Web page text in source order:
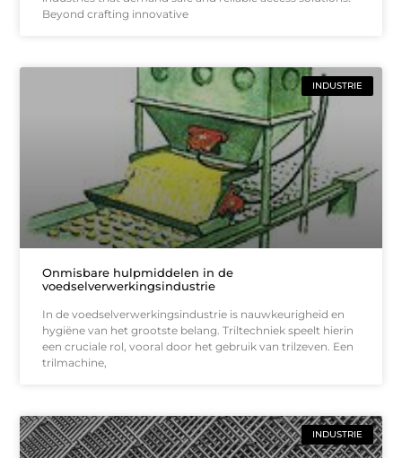
Beyond crafting innovative
INDUSTRIE
Onmisbare hulpmiddelen in de
voedselverwerkingsindustrie
In de voedselverwerkingsindustrie is nauwkeurigheid en
hygiëne van het grootste belang. Triltechniek speelt hierin
een cruciale rol, vooral door het gebruik van trilzeven. Een
trilmachine,
INDUSTRIE